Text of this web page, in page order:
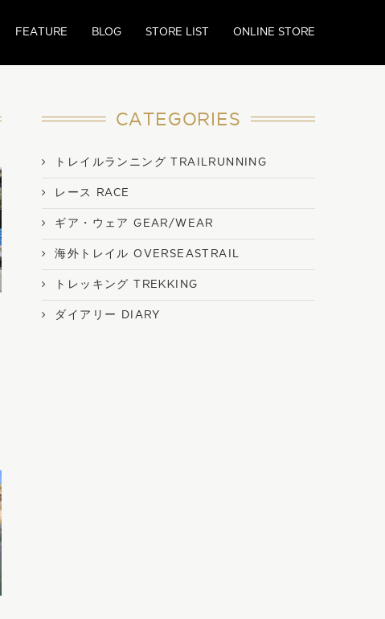
FEATURE BLOG STORE LIST ONLINE STORE
CATEGORIES
トレイルランニング TRAILRUNNING
レース RACE
ギア・ウェア GEAR/WEAR
海外トレイル OVERSEASTRAIL
トレッキング TREKKING
ダイアリー DIARY